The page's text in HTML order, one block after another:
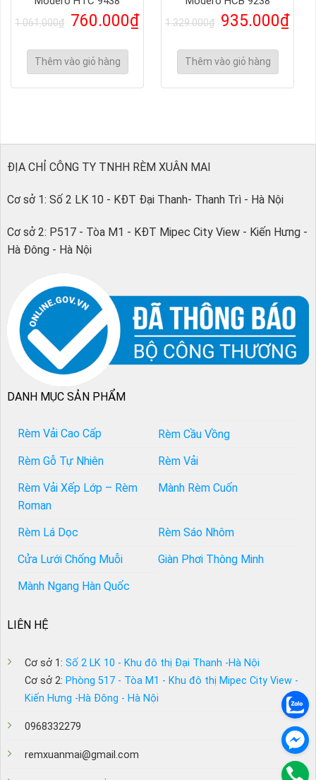
1.061.000₫ 760.000₫
Thêm vào giỏ hàng
1.329.000₫ 935.000₫
Thêm vào giỏ hàng
ĐỊA CHỈ CÔNG TY TNHH RÈM XUÂN MAI
Cơ sở 1: Số 2 LK 10 - KĐT Đại Thanh- Thanh Trì - Hà Nội
Cơ sở 2: P517 - Tòa M1 - KĐT Mipec City View - Kiến Hưng -
Hà Đông - Hà Nội
DANH MỤC SẢN PHẨM
Rèm Vải Cao Cấp
Rèm Cầu Vồng
Rèm Gỗ Tự Nhiên
Rèm Vải
Rèm Vải Xếp Lớp – Rèm
Roman
Mành Rèm Cuốn
Rèm Lá Dọc
Rèm Sáo Nhôm
Cửa Lưới Chống Muỗi
Giàn Phơi Thông Minh
Mành Ngang Hàn Quốc
LIÊN HỆ
Cơ sở 1: Số 2 LK 10 - Khu đô thị Đại Thanh -Hà Nội
Cơ sở 2: Phòng 517 - Tòa M1 - Khu đô thị Mipec City View -
Kiến Hưng -Hà Đông - Hà Nội
0968332279
remxuanmai@gmail.com